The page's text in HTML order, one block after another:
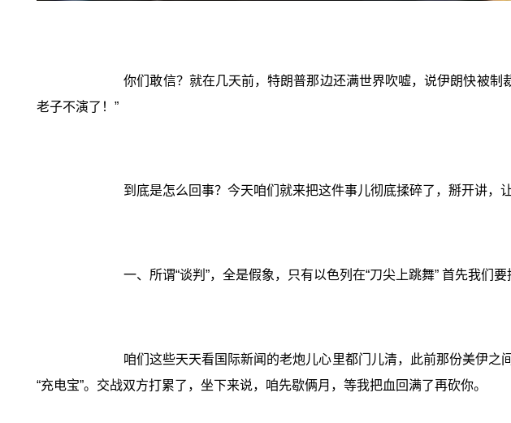
你们敢信？就在几天前，特朗普那边还满世界吹嘘，说伊朗快被制
老子不演了！”
到底是怎么回事？今天咱们就来把这件事儿彻底揉碎了，掰开讲，
一、所谓“谈判”，全是假象，只有以色列在“刀尖上跳舞” 首先我们
咱们这些天天看国际新闻的老炮儿心里都门儿清，此前那份美伊之
“充电宝”。交战双方打累了，坐下来说，咱先歇俩月，等我把血回满了再砍你。